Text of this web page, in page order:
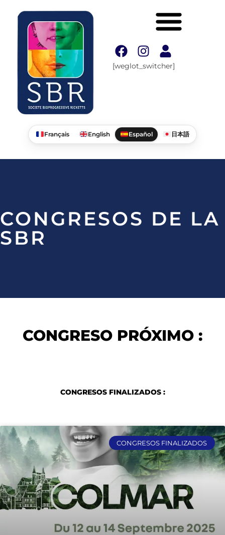
[weglot_switcher]
Français English Español 日本語
CONGRESOS DE LA
SBR
CONGRESO PRÓXIMO :
CONGRESOS FINALIZADOS :
CONGRESOS FINALIZADOS